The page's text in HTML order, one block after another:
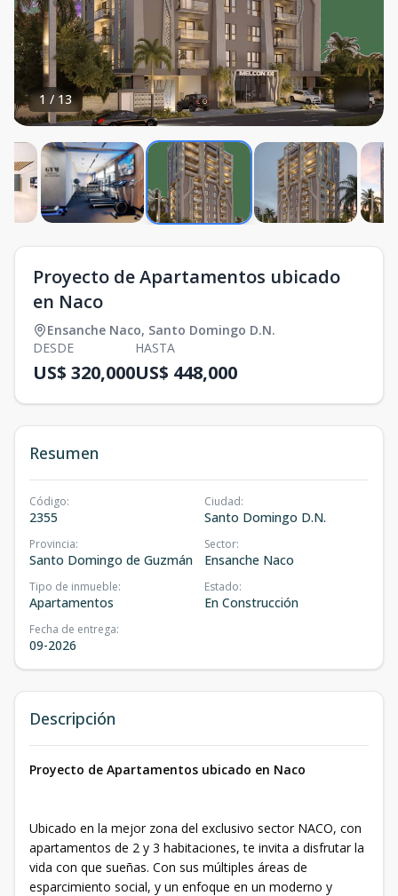
1 /13
Proyecto de Apartamentos ubicado
en Naco
Ensanche Naco, Santo Domingo D.N.
DESDE
US$ 320,000
HASTA
US$ 448,000
Resumen
Código:
2355
Ciudad:
Santo Domingo D.N.
Provincia:
Santo Domingo de Guzmán
Sector:
Ensanche Naco
Tipo de inmueble:
Apartamentos
Estado:
En Construcción
Fecha de entrega:
09-2026
Descripción
Proyecto de Apartamentos ubicado en Naco
Ubicado en la mejor zona del exclusivo sector NACO, con
apartamentos de 2 y 3 habitaciones, te invita a disfrutar la
vida con que sueñas. Con sus múltiples áreas de
esparcimiento social, y un enfoque en un moderno y